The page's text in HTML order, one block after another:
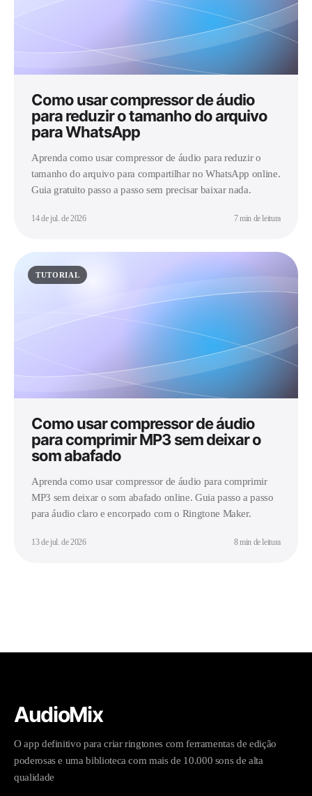
Como usar compressor de áudio
para reduzir o tamanho do arquivo
para WhatsApp
Aprenda como usar compressor de áudio para reduzir o
tamanho do arquivo para compartilhar no WhatsApp online.
Guia gratuito passo a passo sem precisar baixar nada.
14 de jul. de 2026 7 min de leitura
TUTORIAL
Como usar compressor de áudio
para comprimir MP3 sem deixar o
som abafado
Aprenda como usar compressor de áudio para comprimir
MP3 sem deixar o som abafado online. Guia passo a passo
para áudio claro e encorpado com o Ringtone Maker.
13 de jul. de 2026 8 min de leitura
AudioMix
O app definitivo para criar ringtones com ferramentas de edição
poderosas e uma biblioteca com mais de 10.000 sons de alta
qualidade